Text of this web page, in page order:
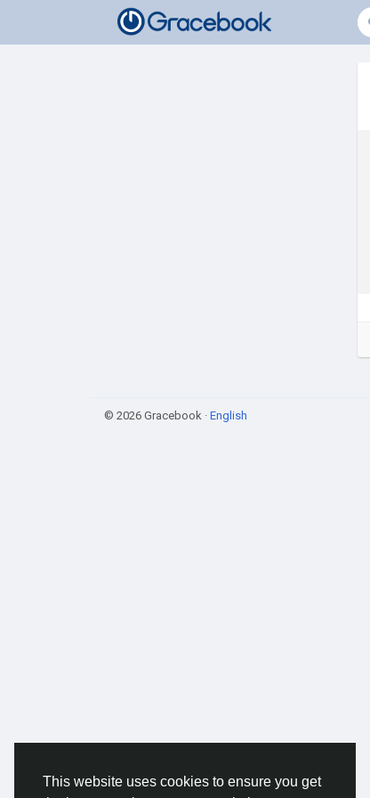
This website uses cookies to ensure you get
© 2026 Gracebook · English